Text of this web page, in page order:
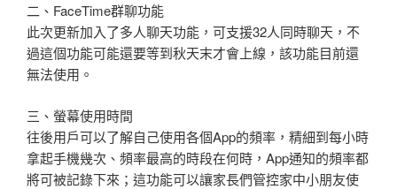
二、FaceTime群聊功能
此次更新加入了多人聊天功能，可支援32人同時聊天，不
過這個功能可能還要等到秋天末才會上線，該功能目前還
無法使用。
三、螢幕使用時間
往後用戶可以了解自己使用各個App的頻率，精細到每小時
拿起手機幾次、頻率最高的時段在何時，App通知的頻率都
將可被記錄下來；這功能可以讓家長們管控家中小朋友使